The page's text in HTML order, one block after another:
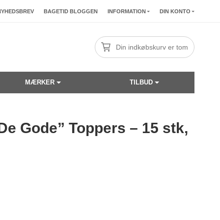
BAGETID BLOGGEN INFORMATION DIN KONTO
Din indkøbskurv er tom
MÆRKER TILBUD
☓
Gode” Toppers – 15 stk,